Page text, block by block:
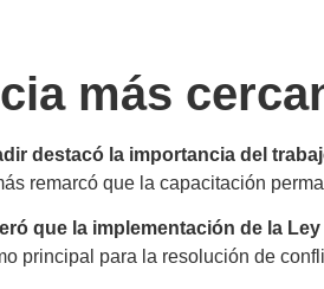
más
destacó la importancia del
remarcó que la capacitación
que la implementación de la
principal para la resolución de